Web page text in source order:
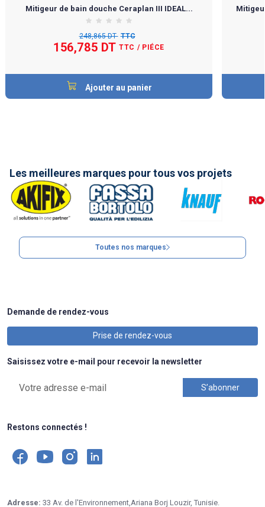
Mitigeur de bain douche Ceraplan III IDEAL...
248,865 DT TTC
156,785 DT TTC / PIÉCE
Ajouter au panier
Les meilleures marques pour tous vos projets
Toutes nos marques
Demande de rendez-vous
Prise de rendez-vous
Saisissez votre e-mail pour recevoir la newsletter
Restons connectés !
Adresse: 33 Av. de l'Environnement,Ariana Borj Louzir, Tunisie.